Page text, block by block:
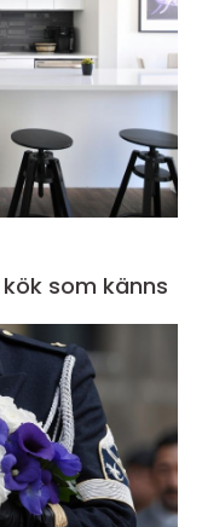
som känns